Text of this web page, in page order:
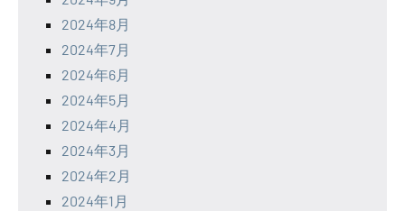
2024年8月
2024年7月
2024年6月
2024年5月
2024年4月
2024年3月
2024年2月
2024年1月